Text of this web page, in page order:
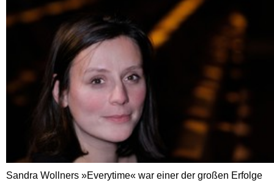
Sandra Wollners »Everytime« war einer der großen Erfolge